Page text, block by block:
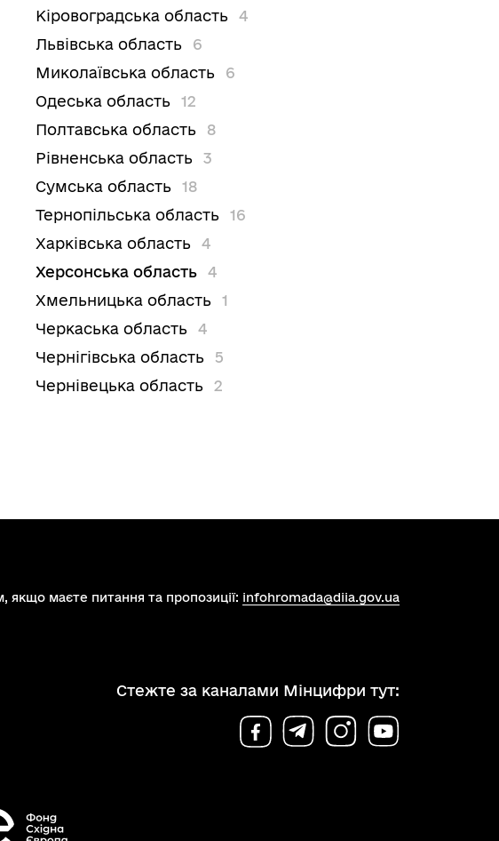
Кіровоградська область
4
Львівська область
6
Миколаївська область
6
Одеська область
12
Полтавська область
8
Рівненська область
3
Сумська область
18
Тернопільська область
16
Харківська область
4
Херсонська область
4
Хмельницька область
1
Черкаська область
4
Чернігівська область
5
Чернівецька область
2
якщо маєте питання та пропозиції: infohromada@diia.gov.ua
Стежте за каналами Мінцифри тут: